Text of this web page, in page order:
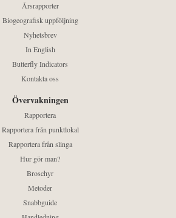
Årsrapporter
Biogeografisk uppföljning
Nyhetsbrev
In English
Butterfly Indicators
Kontakta oss
Övervakningen
Rapportera
Rapportera från punktlokal
Rapportera från slinga
Hur gör man?
Broschyr
Metoder
Snabbguide